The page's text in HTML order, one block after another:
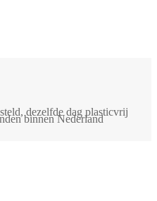
dezelfde dag plasticvrij
binnen Nederland